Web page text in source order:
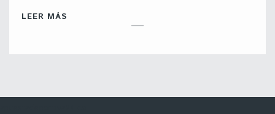
LEER MÁS